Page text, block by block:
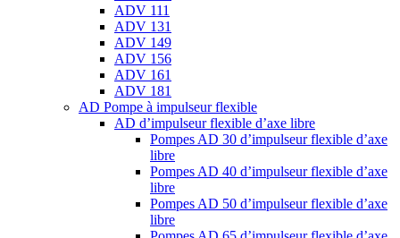
ADV 111
ADV 131
ADV 149
ADV 156
ADV 161
ADV 181
AD Pompe à impulseur flexible
AD d’impulseur flexible d’axe libre
Pompes AD 30 d’impulseur flexible d’axe
libre
Pompes AD 40 d’impulseur flexible d’axe
libre
Pompes AD 50 d’impulseur flexible d’axe
libre